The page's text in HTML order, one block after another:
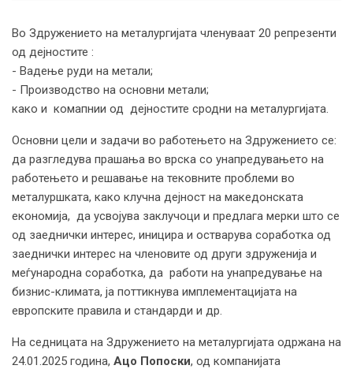
Во Здружението на металургијата членуваат 20 репрезенти
од дејностите :
- Вадење руди на метали;
- Производство на основни метали;
како и комапнии од дејностите сродни на металургијата.
Основни цели и задачи во работењето на Здружението се:
да разгледува прашања во врска со унапредувањето на
работењето и решавање на тековните проблеми во
металуршката, како клучна дејност на македонската
економија, да усвојува заклучоци и предлага мерки што се
од заеднички интерес, иницира и остварува соработка од
заеднички интерес на членовите од други здруженија и
меѓународна соработка, да работи на унапредување на
бизнис-климата, ја поттикнува имплементацијата на
европските правила и стандарди и др.
На седницата на Здружението на металургијата одржана на
24.01.2025 година, Ацо Попоски, од компанијата